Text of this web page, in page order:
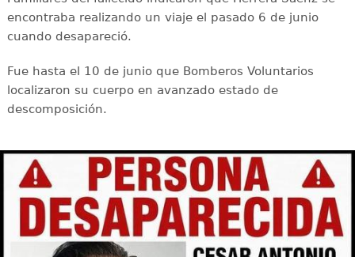
encontraba realizando un viaje el pasado 6 de junio
cuando desapareció.
Fue hasta el 10 de junio que Bomberos Voluntarios
localizaron su cuerpo en avanzado estado de
descomposición.